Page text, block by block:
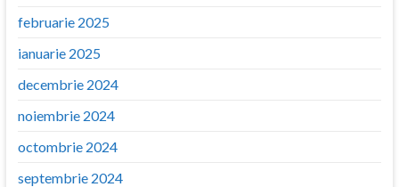
februarie 2025
ianuarie 2025
decembrie 2024
noiembrie 2024
octombrie 2024
septembrie 2024